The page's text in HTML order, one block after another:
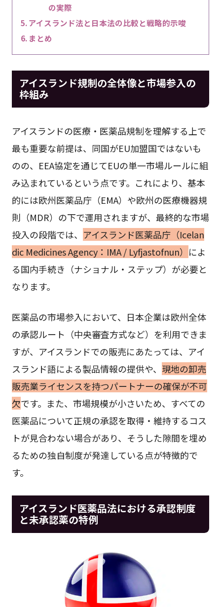
の実際
アイスランド法と日本法の比較と戦略的示唆
まとめ
アイスランド規制の全体像と市場参入の
枠組み
アイスランドの医療・医薬品規制を理解する上で
最も重要な前提は、同国がEU加盟国ではないも
のの、EEA協定を通じてEUの単一市場ルールに組
み込まれているという点です。これにより、基本
的には欧州医薬品庁（EMA）や欧州の医療機器規
則（MDR）の下で運用されますが、最終的な市場
投入の段階では、 アイスランド医薬品庁（Icelan
dic Medicines Agency：IMA / Lyfjastofnun） によ
る国内手続き（ナショナル・ステップ）が必要と
なります。
医薬品の市場参入において、日本企業は欧州全体
の承認ルート（中央審査方式など）を利用できま
すが、アイスランドでの販売にあたっては、アイ
スランド語による製品情報の提供や、 現地の卸売
販売業ライセンスを持つパートナーの確保が不可
欠です。また、市場規模が小さいため、すべての
医薬品について正規の承認を取得・維持するコス
トが見合わない場合があり、そうした隙間を埋め
るための独自制度が発達している点が特徴的で
す。
アイスランド医薬品法における承認制度
と未承認薬の特例